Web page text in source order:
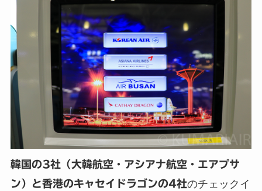
韓国の3社（大韓航空・アシアナ航空・エアプサ
ン）と香港のキャセイドラゴンの4社のチェックイ